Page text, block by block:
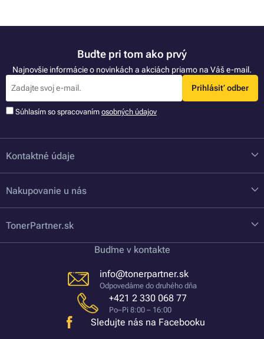
Buďte pri tom ako prvý
Najnovšie informácie o novinkách a akciách priamo na Váš e-mail.
Prihlásiť odber
Súhlasím so spracovaním osobných údajov
Kontaktné údaje
Nakupovanie u nás
TonerPartner.sk
Buďme v kontakte
info@tonerpartner.sk
Odpovedáme do druhého dňa
+421 2 330 068 77
Po–Pi 8:00 – 16:00
Sledujte nás na Facebooku